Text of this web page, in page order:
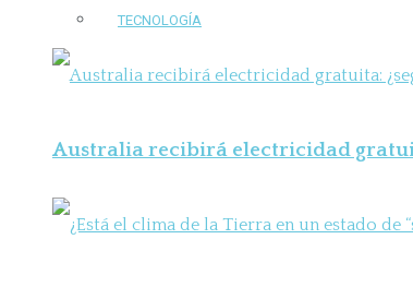
TECNOLOGÍA
Australia recibirá electricidad